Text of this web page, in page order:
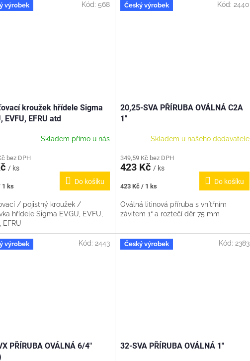
výrobek
kroužek hřídele Sigma
EVFU, EFRU atd
Skladem přímo u nás
bez DPH
/ ks
1 ks
Do košíku
/ pojistný kroužek /
hřídele Sigma EVGU, EVFU,
EFRU
Kód: 568 Český výrobek
20,25-SVA PŘÍRUBA OVÁLNÁ C2A
1"
Skladem u našeho dodavatele
349,59 Kč bez DPH
423 Kč / ks
Měrná
423 Kč / 1 ks
Do košíku
Oválná litinová příruba s vnítřním
závitem 1“ a roztečí děr 75 mm
Kód: 2440
výrobek
PŘÍRUBA OVÁLNÁ 6/4"
Kód: 2443 Český výrobek
32-SVA PŘÍRUBA OVÁLNÁ 1"
Kód: 2383